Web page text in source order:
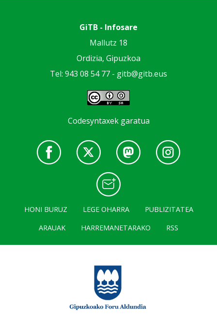
GiTB - Infosare
Mallutz 18
Ordizia, Gipuzkoa
Tel: 943 08 54 77 - gitb@gitb.eus
Codesyntaxek garatua
HONI BURUZ LEGE OHARRA
PUBLIZITATEA
ARAUAK
HARREMANETARAKO RSS